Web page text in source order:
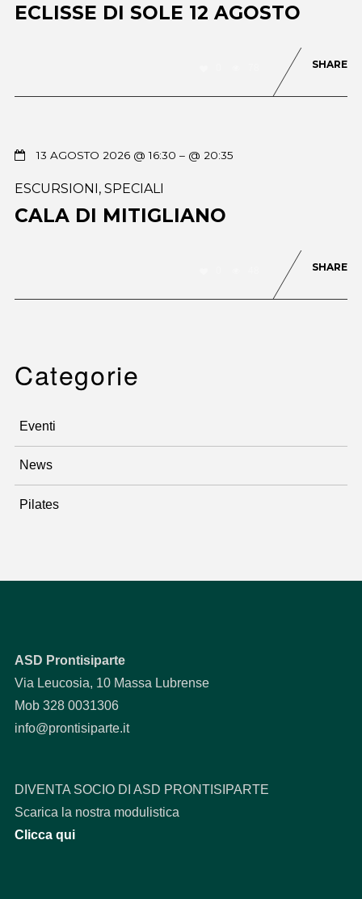
ECLISSE DI SOLE 12 AGOSTO
SHARE
13 AGOSTO 2026 @ 16:30 – @ 20:35
ESCURSIONI, SPECIALI
CALA DI MITIGLIANO
SHARE
Categorie
Eventi
News
Pilates
ASD Prontisiparte
Via Leucosia, 10 Massa Lubrense
Mob 328 0031306
info@prontisiparte.it
DIVENTA SOCIO DI ASD PRONTISIPARTE
Scarica la nostra modulistica
Clicca qui